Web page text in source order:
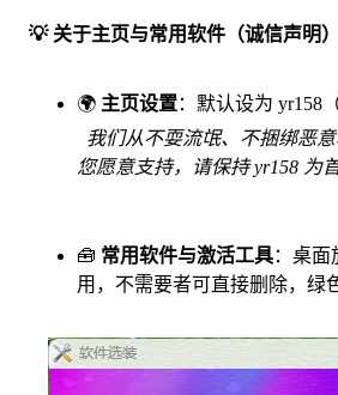
💡 关于主页与常用软件（诚信声明）
🌍 主页设置：默认设为 yr158
我们从不耍流氓、不捆绑恶
您愿意支持，请保持 yr158 为
🧰 常用软件与激活工具：桌面
用，不需要者可直接删除，绿